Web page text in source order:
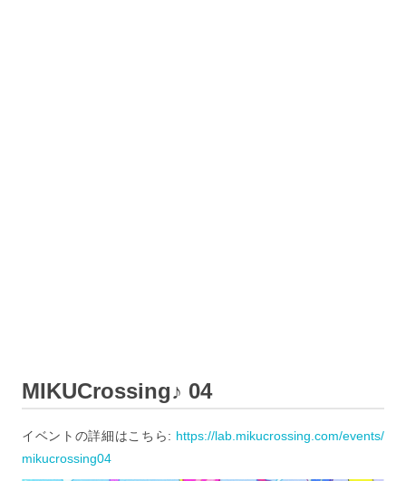
MIKUCrossing♪ 04
イベントの詳細はこちら: https://lab.mikucrossing.com/events/
mikucrossing04